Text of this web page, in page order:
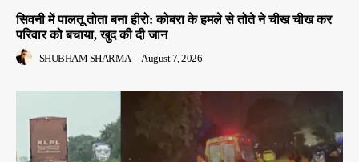
सिवनी में पालतू तोता बना हीरो: कोबरा के हमले से तोते ने चीख चीख कर
परिवार को बचाया, खुद की दी जान
SHUBHAM SHARMA - August 7, 2026